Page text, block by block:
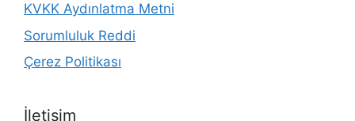
KVKK Aydınlatma Metni
Sorumluluk Reddi
Çerez Politikası
İletişim